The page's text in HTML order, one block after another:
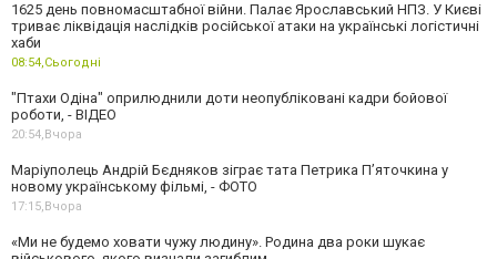
1625 день повномасштабної війни. Палає Ярославський НПЗ. У Києві
триває ліквідація наслідків російської атаки на українські логістичні
хаби
08:54,Сьогодні
"Птахи Одіна" оприлюднили доти неопубліковані кадри бойової
роботи, - ВІДЕО
20:54,Вчора
Маріуполець Андрій Бєдняков зіграє тата Петрика П’яточкина у
новому українському фільмі, - ФОТО
17:15,Вчора
«Ми не будемо ховати чужу людину». Родина два роки шукає